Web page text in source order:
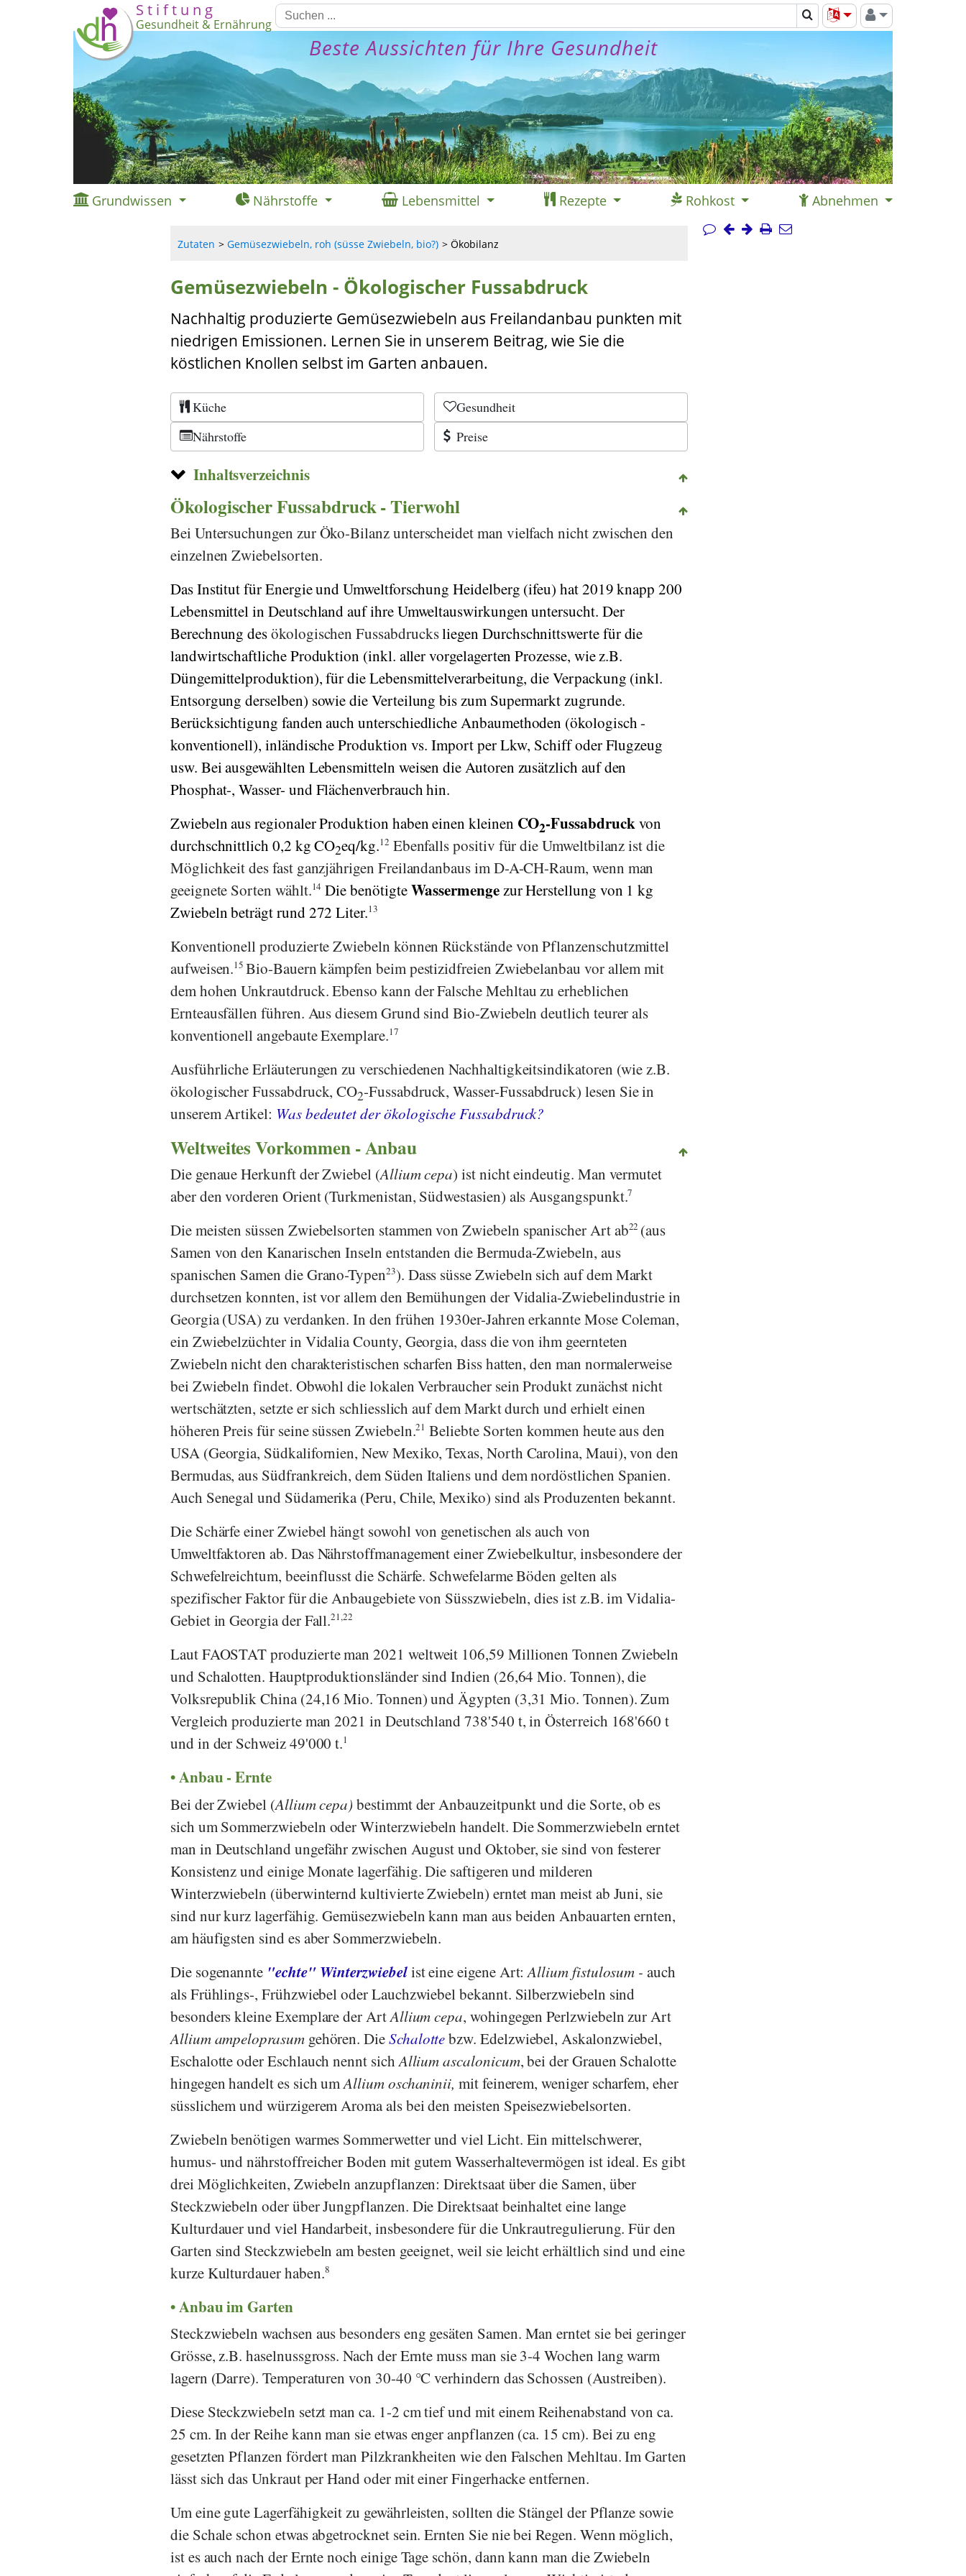
S t i f t u n g
Gesundheit & Ernährung
Beste Aussichten für Ihre Gesundheit
Grundwissen Nährstoffe Lebensmittel Rezepte Rohkost Abnehmen
Zutaten Gemüsezwiebeln, roh (süsse Zwiebeln, bio?) Ökobilanz
Gemüsezwiebeln - Ökologischer Fussabdruck
Nachhaltig produzierte Gemüsezwiebeln aus Freilandanbau punkten mit
niedrigen Emissionen. Lernen Sie in unserem Beitrag, wie Sie die
köstlichen Knollen selbst im Garten anbauen.
Küche
Gesundheit
Nährstoffe
Preise
Inhaltsverzeichnis
Ökologischer Fussabdruck - Tierwohl
Bei Untersuchungen zur Öko-Bilanz unterscheidet man vielfach nicht zwischen den
einzelnen Zwiebelsorten.
DasInstitut fürEnergie und Umweltforschung Heidelberg (ifeu) hat 2019 knapp 200
Lebensmittel in Deutschland auf ihre Umweltauswirkungen untersucht. Der
Berechnung desökologischen Fussabdrucksliegen Durchschnittswerte für die
landwirtschaftliche Produktion (inkl. aller vorgelagerten Prozesse, wie z.B.
Düngemittelproduktion), für die Lebensmittelverarbeitung, die Verpackung (inkl.
Entsorgung derselben) sowie die Verteilung bis zum Supermarkt zugrunde.
Berücksichtigung fanden auch unterschiedliche Anbaumethoden (ökologisch -
konventionell), inländische Produktion vs. Import per Lkw, Schiff oder Flugzeug
usw. Bei ausgewählten Lebensmitteln weisen die Autoren zusätzlich auf den
Phosphat-, Wasser- und Flächenverbrauch hin.
Zwiebeln aus regionaler Produktion haben einen kleinen CO2-Fussabdruckvon
durchschnittlich 0,2 kg CO2eq/kg.12 Ebenfalls positiv für die Umweltbilanz ist die
Möglichkeit des fast ganzjährigen Freilandanbaus im D-A-CH-Raum, wenn man
geeignete Sorten wählt.14 Die benötigteWassermengezur Herstellung von 1 kg
Zwiebeln beträgt rund 272 Liter.13
Konventionell produzierte Zwiebeln können Rückstände von Pflanzenschutzmittel
aufweisen.15Bio-Bauern kämpfen beim pestizidfreien Zwiebelanbau vor allem mit
dem hohen Unkrautdruck. Ebenso kann der Falsche Mehltau zu erheblichen
Ernteausfällen führen. Aus diesem Grund sind Bio-Zwiebeln deutlich teurer als
konventionell angebaute Exemplare.17
Ausführliche Erläuterungen zu verschiedenen Nachhaltigkeitsindikatoren (wie z.B.
ökologischer Fussabdruck, CO2-Fussabdruck, Wasser-Fussabdruck) lesen Sie in
unserem Artikel: Was bedeutet der ökologische Fussabdruck?
Weltweites Vorkommen - Anbau
Die genaue Herkunft der Zwiebel (Allium cepa) ist nicht eindeutig. Man vermutet
aber den vorderen Orient (Turkmenistan, Südwestasien) als Ausgangspunkt.7
Die meisten süssen Zwiebelsorten stammen von Zwiebeln spanischer Art ab22 (aus
Samen von den Kanarischen Inseln entstanden die Bermuda-Zwiebeln, aus
spanischen Samen die Grano-Typen23). Dass süsse Zwiebeln sich auf dem Markt
durchsetzen konnten, ist vor allem den Bemühungen der Vidalia-Zwiebelindustrie in
Georgia (USA) zu verdanken. In den frühen 1930er-Jahren erkannteMose Coleman,
ein Zwiebelzüchter in Vidalia County, Georgia, dass die von ihm geernteten
Zwiebeln nicht den charakteristischen scharfen Biss hatten, den man normalerweise
bei Zwiebeln findet. Obwohl die lokalen Verbraucher sein Produkt zunächst nicht
wertschätzten, setzte er sich schliesslich auf dem Markt durch und erhielt einen
höheren Preis für seine süssen Zwiebeln.21 Beliebte Sorten kommen heute aus den
USA (Georgia, Südkalifornien, New Mexiko, Texas, North Carolina, Maui), von den
Bermudas, aus Südfrankreich, dem Süden Italiens und dem nordöstlichen Spanien.
Auch Senegal und Südamerika (Peru, Chile, Mexiko) sind als Produzenten bekannt.
Die Schärfe einer Zwiebel hängt sowohl von genetischen als auch von
Umweltfaktoren ab. Das Nährstoffmanagement einer Zwiebelkultur, insbesondere der
Schwefelreichtum, beeinflusst die Schärfe. Schwefelarme Böden gelten als
spezifischer Faktor für die Anbaugebiete von Süsszwiebeln, dies ist z.B. im Vidalia-
Gebiet in Georgia der Fall.21,22
LautFAOSTATproduzierte man 2021 weltweit 106,59 Millionen Tonnen Zwiebeln
und Schalotten. Hauptproduktionsländer sind Indien (26,64 Mio. Tonnen), die
Volksrepublik China (24,16 Mio. Tonnen) und Ägypten (3,31 Mio. Tonnen). Zum
Vergleich produzierte man 2021 in Deutschland 738'540 t, in Österreich 168'660 t
und in der Schweiz 49'000 t.1
Anbau - Ernte
Bei der Zwiebel (Allium cepa) bestimmt der Anbauzeitpunkt und die Sorte, ob es
sich um Sommerzwiebeln oder Winterzwiebeln handelt. Die Sommerzwiebeln erntet
man in Deutschland ungefähr zwischen August und Oktober, sie sind von festerer
Konsistenz und einige Monate lagerfähig. Die saftigeren und milderen
Winterzwiebeln (überwinternd kultivierte Zwiebeln) erntet man meist ab Juni, sie
sind nur kurz lagerfähig. Gemüsezwiebeln kann man aus beiden Anbauarten ernten,
am häufigsten sind es aber Sommerzwiebeln.
Die sogenannte "echte" Winterzwiebelist eine eigene Art:Allium fistulosum - auch
als Frühlings-, Frühzwiebel oder Lauchzwiebel bekannt. Silberzwiebeln sind
besonders kleine Exemplare der ArtAllium cepa, wohingegen Perlzwiebeln zur Art
Allium ampeloprasum gehören. DieSchalottebzw. Edelzwiebel, Askalonzwiebel,
Eschalotte oder Eschlauch nennt sich Allium ascalonicum, bei der Grauen Schalotte
hingegen handelt es sich umAllium oschaninii, mit feinerem, weniger scharfem, eher
süsslichem und würzigerem Aroma als bei den meisten Speisezwiebelsorten.
Zwiebeln benötigen warmes Sommerwetter und viel Licht. Ein mittelschwerer,
humus- und nährstoffreicher Boden mit gutem Wasserhaltevermögen ist ideal. Es gibt
drei Möglichkeiten, Zwiebeln anzupflanzen: Direktsaat über die Samen, über
Steckzwiebeln oder über Jungpflanzen. Die Direktsaat beinhaltet eine lange
Kulturdauer und viel Handarbeit, insbesondere für die Unkrautregulierung. Für den
Garten sind Steckzwiebeln am besten geeignet, weil sie leicht erhältlich sind und eine
kurze Kulturdauer haben.8
Anbau im Garten
Steckzwiebeln wachsen aus besonders eng gesäten Samen. Man erntet sie bei geringer
Grösse, z.B. haselnussgross. Nach der Ernte muss man sie 3-4 Wochen lang warm
lagern (Darre). Temperaturen von 30-40 °C verhindern das Schossen (Austreiben).
Diese Steckzwiebeln setzt man ca. 1-2 cm tief und mit einem Reihenabstand von ca.
25 cm. In der Reihe kann man sie etwas enger anpflanzen (ca. 15 cm). Bei zu eng
gesetzten Pflanzen fördert man Pilzkrankheiten wie den Falschen Mehltau. Im Garten
lässt sich das Unkraut per Hand oder mit einer Fingerhacke entfernen.
Um eine gute Lagerfähigkeit zu gewährleisten, sollten die Stängel der Pflanze sowie
die Schale schon etwas abgetrocknet sein. Ernten Sie nie bei Regen. Wenn möglich,
ist es auch nach der Ernte noch einige Tage schön, dann kann man die Zwiebeln